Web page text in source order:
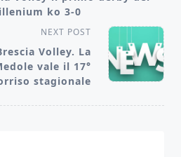
ko 3-0
NEXT POST
Volley. La
vale il 17°
stagionale